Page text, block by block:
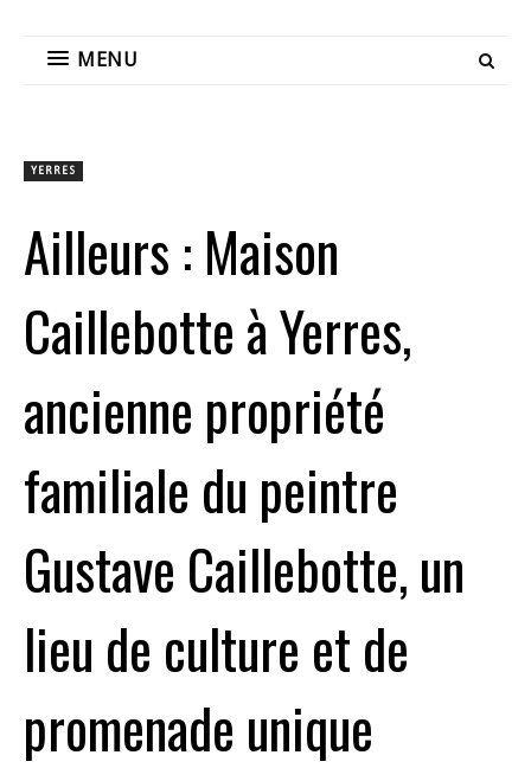
MENU
YERRES
Ailleurs : Maison
Caillebotte à Yerres,
ancienne propriété
familiale du peintre
Gustave Caillebotte, un
lieu de culture et de
promenade unique